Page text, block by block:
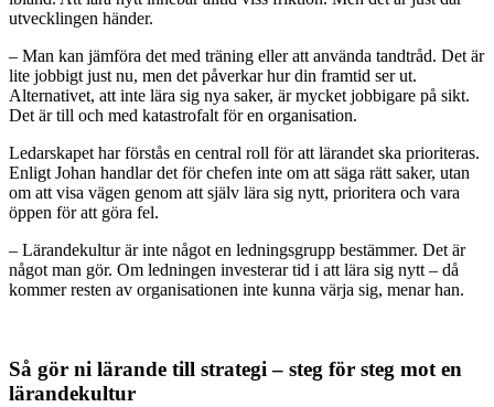
utvecklingen händer.
– Man kan jämföra det med träning eller att använda tandtråd. Det är
lite jobbigt just nu, men det påverkar hur din framtid ser ut.
Alternativet, att inte lära sig nya saker, är mycket jobbigare på sikt.
Det är till och med katastrofalt för en organisation.
Ledarskapet har förstås en central roll för att lärandet ska prioriteras.
Enligt Johan handlar det för chefen inte om att säga rätt saker, utan
om att visa vägen genom att själv lära sig nytt, prioritera och vara
öppen för att göra fel.
– Lärandekultur är inte något en ledningsgrupp bestämmer. Det är
något man gör. Om ledningen investerar tid i att lära sig nytt – då
kommer resten av organisationen inte kunna värja sig, menar han.
Så gör ni lärande till strategi – steg för steg mot en
lärandekultur